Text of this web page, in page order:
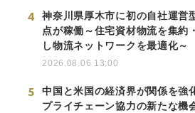
4
神奈川県厚木市に初の自社運営
点が稼働～住宅資材物流を集約
し物流ネットワークを最適化～
2026.08.06 13:00
5
中国と米国の経済界が関係を強
プライチェーン協力の新たな機